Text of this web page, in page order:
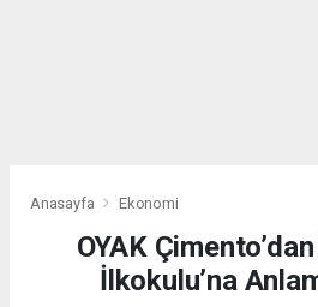
Anasayfa Ekonomi
OYAK
İlkokulu’na